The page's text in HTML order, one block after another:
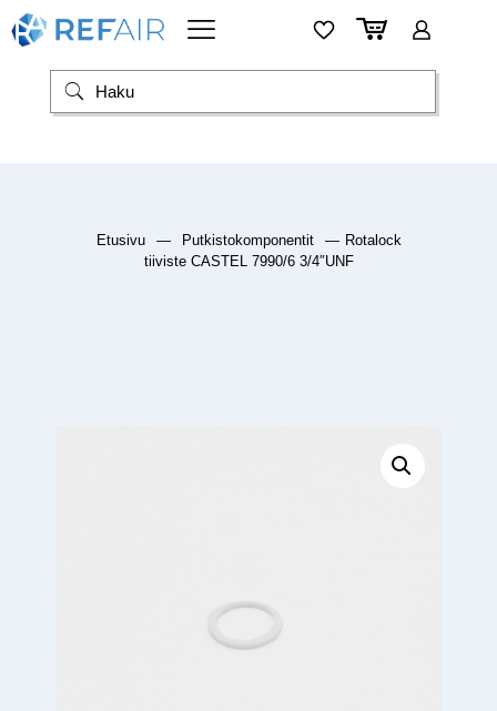
Etusivu — Putkistokomponentit — Rotalock
tiiviste CASTEL 7990/6 3/4″UNF